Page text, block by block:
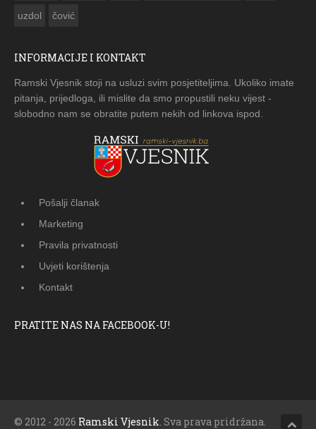
uzdol čović
INFORMACIJE I KONTAKT
Ramski Vjesnik stoji na usluzi svim posjetiteljima. Ukoliko imate
pitanja, prijedloga, ili mislite da smo propustili neku vijest -
slobodno nam se obratite putem nekih od linkova ispod.
Pošalji članak
Marketing
Pravila privatnosti
Uvjeti korištenja
Kontakt
PRATITE NAS NA FACEBOOK-U!
© 2012 - 2026 Ramski Vjesnik . Sva prava pridržana.